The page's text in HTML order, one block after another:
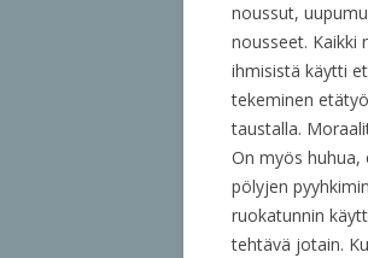
noussut,
nousseet. Kaikki
ihmisistä käytti
tekeminen
taustalla.
On myös
pölyjen
ruokatunnin
tehtävä jotain.